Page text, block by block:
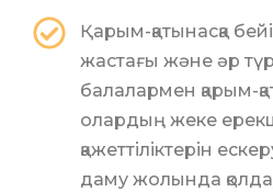
Қарым-қатынасқа
жастағы және әр
балалармен қарым-
олардың жеке
қажеттіліктерін
даму жолында